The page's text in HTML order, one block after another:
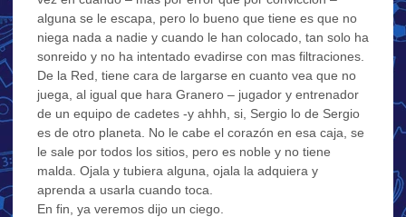
alguna se le escapa, pero lo bueno que tiene es que no
niega nada a nadie y cuando le han colocado, tan solo ha
sonreido y no ha intentado evadirse con mas filtraciones.
De la Red, tiene cara de largarse en cuanto vea que no
juega, al igual que hara Granero – jugador y entrenador
de un equipo de cadetes -y ahhh, si, Sergio lo de Sergio
es de otro planeta. No le cabe el corazón en esa caja, se
le sale por todos los sitios, pero es noble y no tiene
malda. Ojala y tubiera alguna, ojala la adquiera y
aprenda a usarla cuando toca.
En fin, ya veremos dijo un ciego.